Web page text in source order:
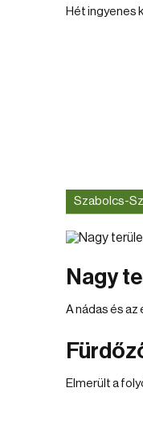
Hét ingyenes
Szabolcs-
Nagy
A nádas és
Elmerült a